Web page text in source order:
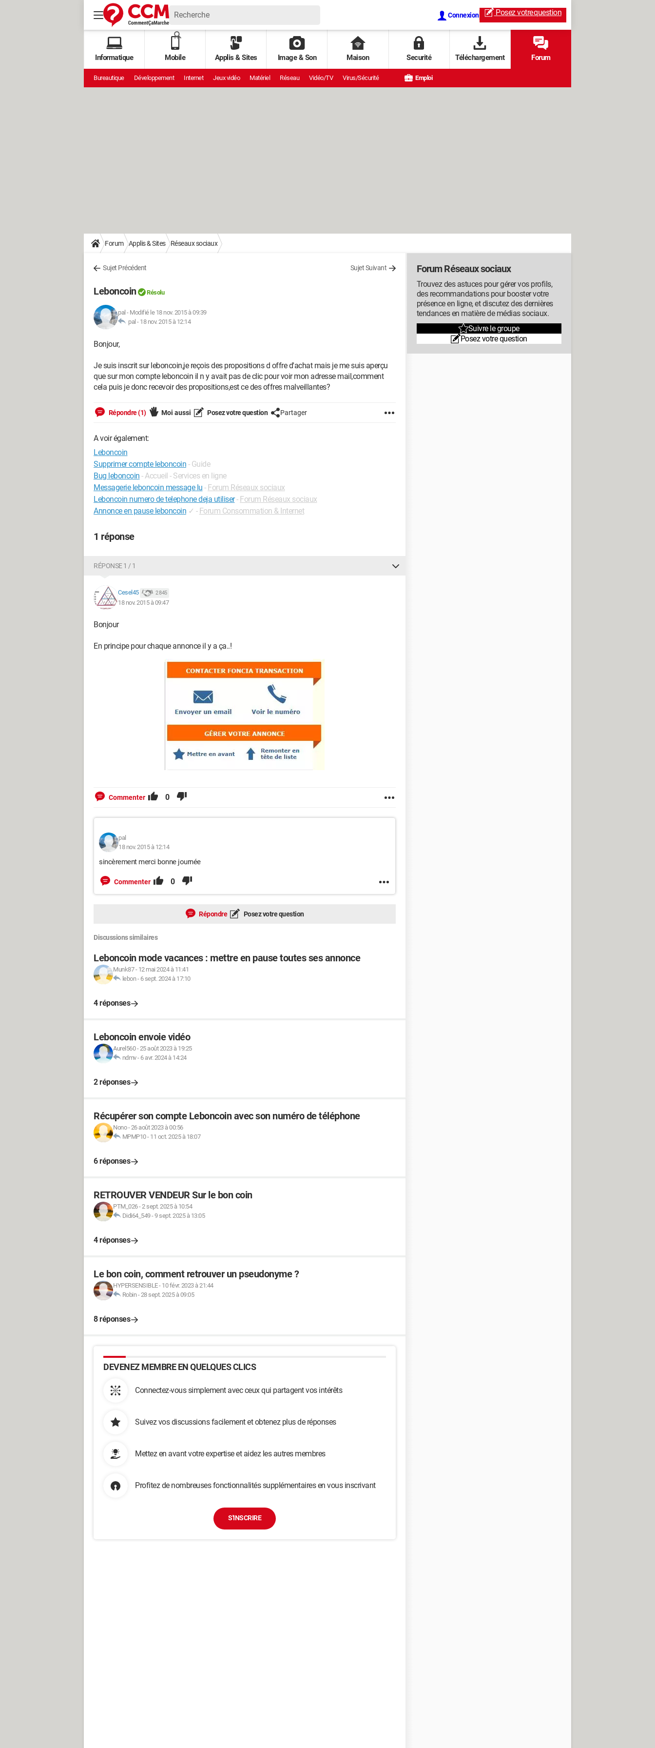
Connexion Posez votrequestion
Informatique Mobile Applis & Sites Image & Son Maison Securité Téléchargement Forum
Bureautique Développement Internet Jeux vidéo Matériel Réseau Vidéo/TV Virus/Sécurité Emploi
Forum Applis & Sites Réseaux sociaux
Sujet Précédent Sujet Suivant
Leboncoin Résolu
pal - Modifié le 18 nov. 2015 à 09:39
pal - 18 nov. 2015 à 12:14
Bonjour,
Je suis inscrit sur leboncoin,je reçois des propositions d offre d'achat mais je me suis aperçu
que sur mon compte leboncoin il n y avait pas de clic pour voir mon adresse mail,comment
cela puis je donc recevoir des propositions,est ce des offres malveillantes?
Répondre (1) Moi aussi Posez votre question Partager
A voir également:
Leboncoin
Supprimer compte leboncoin - Guide
Bug leboncoin - Accueil - Services en ligne
Messagerie leboncoin message lu - Forum Réseaux sociaux
Leboncoin numero de telephone deja utiliser- Forum Réseaux sociaux
Annonce en pause leboncoin ✓ - Forum Consommation & Internet
1 réponse
RÉPONSE 1 / 1
Cesel45 2 845
18 nov. 2015 à 09:47
Bonjour
En principe pour chaque annonce il y a ça..!
Commenter 0
pal
18 nov. 2015 à 12:14
sincèrement merci bonne journée
Commenter 0
Répondre Posez votre question
Discussions similaires
Leboncoin mode vacances : mettre en pause toutes ses annonce
Munk87- 12 mai 2024 à 11:41
lebon- 6 sept. 2024 à 17:10
4 réponses
Leboncoin envoie vidéo
Aurel560-25 août 2023 à 19:25
ndmv- 6 avr. 2024 à 14:24
2 réponses
Récupérer son compte Leboncoin avec son numéro de téléphone
Nono-26 août 2023 à 00:56
MPMP10- 11 oct. 2025 à 18:07
6 réponses
RETROUVER VENDEUR Sur le bon coin
PTM_026-2 sept. 2025 à 10:54
Didi64_549-9 sept. 2025 à 13:05
4 réponses
Le bon coin, comment retrouver un pseudonyme ?
HYPERSENSIBLE- 10 févr. 2023 à 21:44
Robin-28 sept. 2025 à 09:05
8 réponses
DEVENEZ MEMBRE EN QUELQUES CLICS
Connectez-vous simplement avec ceux qui partagent vos intérêts
Suivez vos discussions facilement et obtenez plus de réponses
Mettez en avant votre expertise et aidez les autres membres
Profitez de nombreuses fonctionnalités supplémentaires en vous inscrivant
S'INSCRIRE
Forum Réseaux sociaux
Trouvez des astuces pour gérer vos profils,
des recommandations pour booster votre
présence en ligne, et discutez des dernières
tendances en matière de médias sociaux.
Suivre le groupe
Posez votre question